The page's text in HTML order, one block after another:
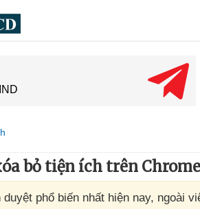
bỏ tiện ích trên
duyệt phổ biến nhất hiện nay, ngoài